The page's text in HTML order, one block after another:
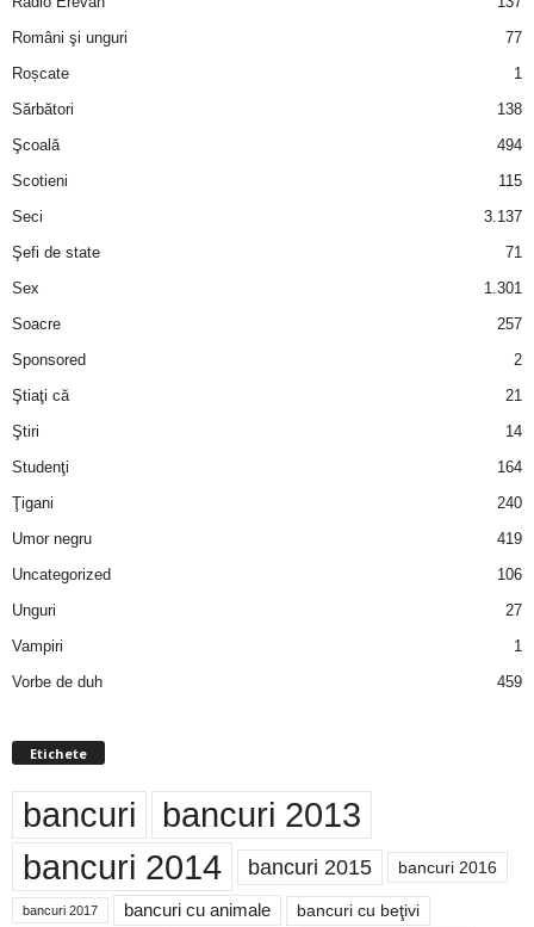
Români şi unguri
77
Roșcate
1
Sărbători
138
Şcoală
494
Scotieni
115
Seci
3.137
Şefi de state
71
Sex
1.301
Soacre
257
Sponsored
2
Ştiaţi că
21
Ştiri
14
Studenţi
164
Ţigani
240
Umor negru
419
Uncategorized
106
Unguri
27
Vampiri
1
Vorbe de duh
459
Etichete
bancuri bancuri 2013
bancuri 2014 bancuri 2015 bancuri 2016
bancuri 2017 bancuri cu animale bancuri cu beţivi